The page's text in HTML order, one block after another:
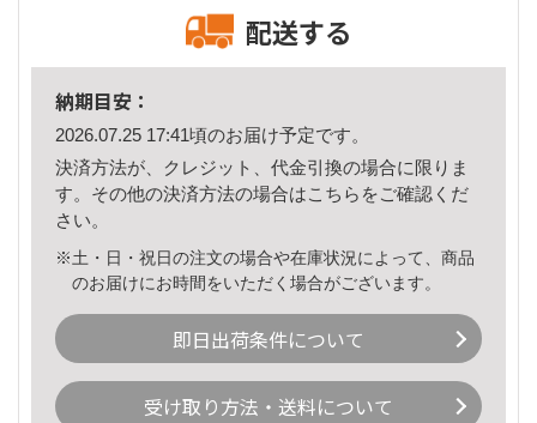
配送する
納期目安：
2026.07.25 17:41頃のお届け予定です。
決済方法が、クレジット、代金引換の場合に限りま
す。その他の決済方法の場合はこちら をご確認くだ
さい。
※土・日・祝日の注文の場合や在庫状況によって、商品
のお届けにお時間をいただく場合がございます。
即日出荷条件について
受け取り方法・送料について